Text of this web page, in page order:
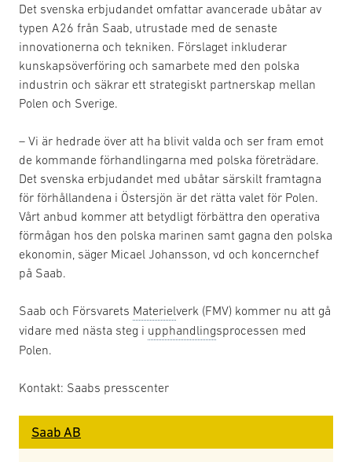
Det svenska erbjudandet omfattar avancerade ubåtar av
typen A26 från Saab, utrustade med de senaste
innovationerna och tekniken. Förslaget inkluderar
kunskapsöverföring och samarbete med den polska
industrin och säkrar ett strategiskt partnerskap mellan
Polen och Sverige.
– Vi är hedrade över att ha blivit valda och ser fram emot
de kommande förhandlingarna med polska företrädare.
Det svenska erbjudandet med ubåtar särskilt framtagna
för förhållandena i Östersjön är det rätta valet för Polen.
Vårt anbud kommer att betydligt förbättra den operativa
förmågan hos den polska marinen samt gagna den polska
ekonomin, säger Micael Johansson, vd och koncernchef
på Saab.
Saab och Försvarets Materielverk (FMV) kommer nu att gå
vidare med nästa steg i upphandlingsprocessen med
Polen.
Kontakt: Saabs presscenter
Saab AB